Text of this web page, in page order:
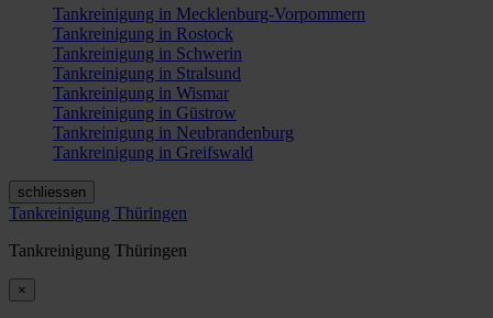
Tankreinigung in Mecklenburg-Vorpommern
Tankreinigung in Rostock
Tankreinigung in Schwerin
Tankreinigung in Stralsund
Tankreinigung in Wismar
Tankreinigung in Güstrow
Tankreinigung in Neubrandenburg
Tankreinigung in Greifswald
schliessen
Tankreinigung Thüringen
Tankreinigung Thüringen
×